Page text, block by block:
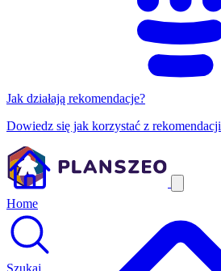
Jak działają rekomendacje?
Dowiedz się jak korzystać z rekomendacji
Home
Szukaj